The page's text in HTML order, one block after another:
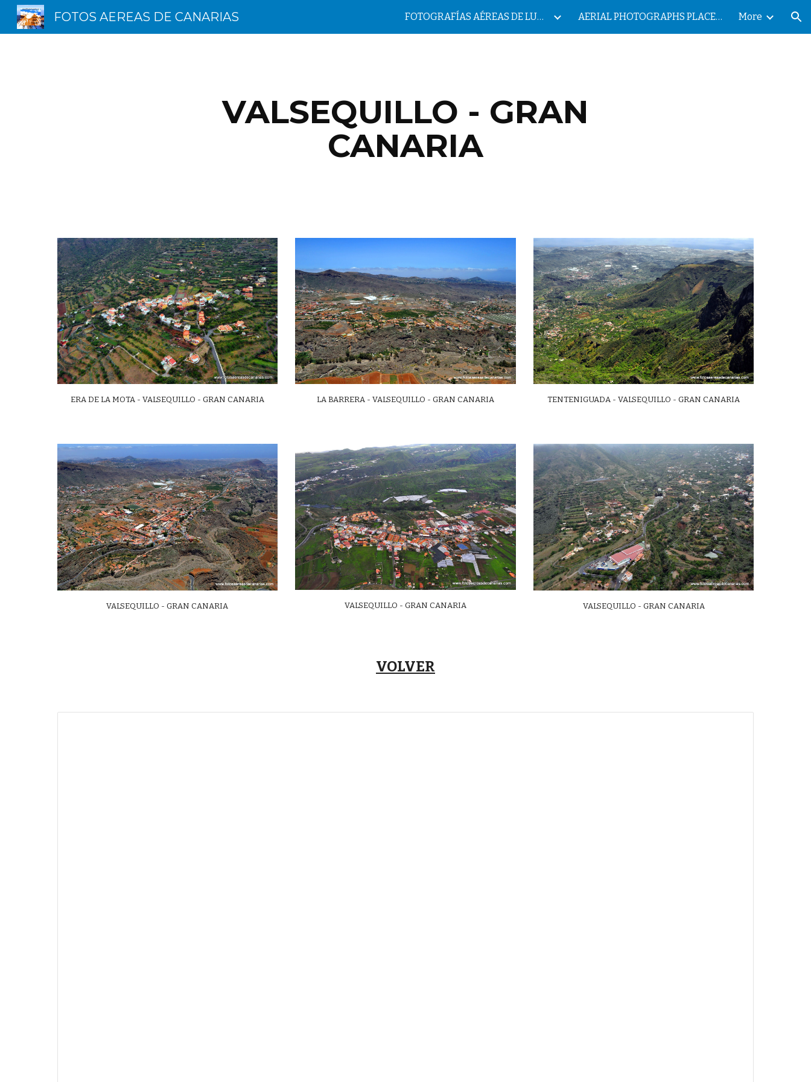
Skip to navigation
FOTOS AEREAS DE CANARIAS FOTOGRAFÍAS AÉREAS DE LUGARES DE LAS ISLAS CANARIAS AERIAL PHOTOGRAPHS PLACES OF THE CANARY ISLANDS More
VALSEQUILLO - GRAN
CANARIA
ERA DE LA MOTA - VALSEQUILLO - GRAN CANARIA LA BARRERA - VALSEQUILLO - GRAN CANARIA TENTENIGUADA - VALSEQUILLO - GRAN CANARIA
VALSEQUILLO - GRAN CANARIA VALSEQUILLO - GRAN CANARIA VALSEQUILLO - GRAN CANARIA
VOLVER